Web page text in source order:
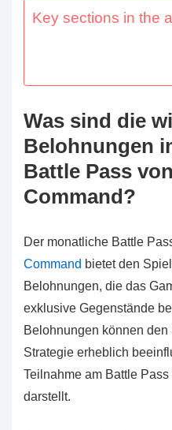
Key sections in the
Was sind die
Belohnungen
Battle Pass
Command?
Der monatliche Battle
Command bietet den
Belohnungen, die das
exklusive Gegenstände
Belohnungen können
Strategie erheblich
Teilnahme am Battle
darstellt.